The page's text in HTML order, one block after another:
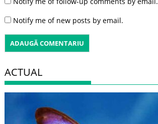
Notify me of new posts by email.
ACTUAL